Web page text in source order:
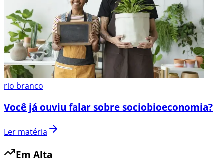
rio branco
Você já ouviu falar sobre sociobioeconomia?
Ler matéria
Em Alta